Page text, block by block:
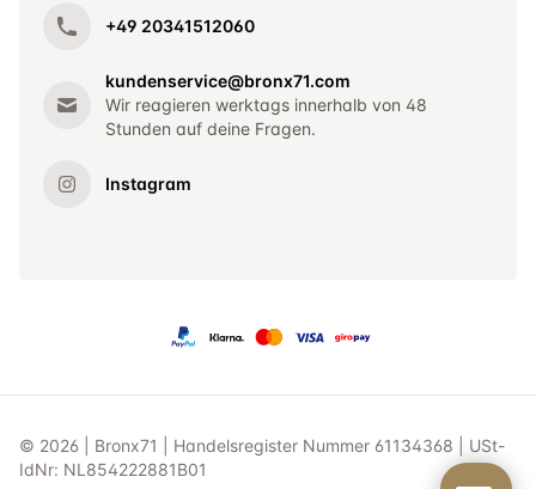
+49 20341512060
kundenservice@bronx71.com
Wir reagieren werktags innerhalb von 48
Stunden auf deine Fragen.
Instagram
© 2026 | Bronx71 | Handelsregister Nummer 61134368 | USt-
IdNr: NL854222881B01